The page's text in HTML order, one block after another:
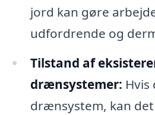
jord kan gøre
udfordrende og
Tilstand af
drænsystemer:
drænsystem, kan